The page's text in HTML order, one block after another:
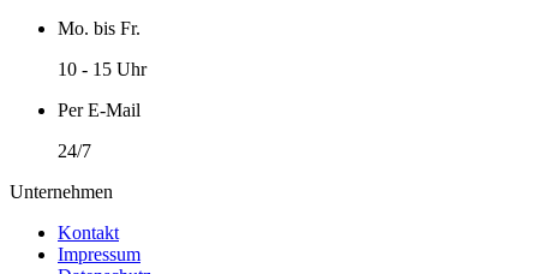
Mo. bis Fr.
10 - 15 Uhr
Per E-Mail
24/7
Unternehmen
Kontakt
Impressum